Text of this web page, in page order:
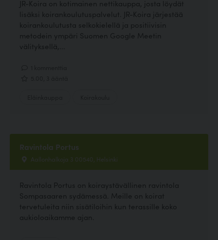
JR-Koira on kotimainen nettikauppa, josta löydät
lisäksi koirankoulutuspalvelut. JR-Koira järjestää
koirankoulutusta selkokielellä ja positiivisin
metodein ympäri Suomen Google Meetin
välityksellä,...
Ravintola Portus
Aallonhalkoja 3 00540, Helsinki
Ravintola Portus on koiraystävällinen ravintola
Sompasaaren sydämessä. Meille on koirat
tervetuleita niin sisätiloihin kun terassille koko
aukioloaikamme ajan.